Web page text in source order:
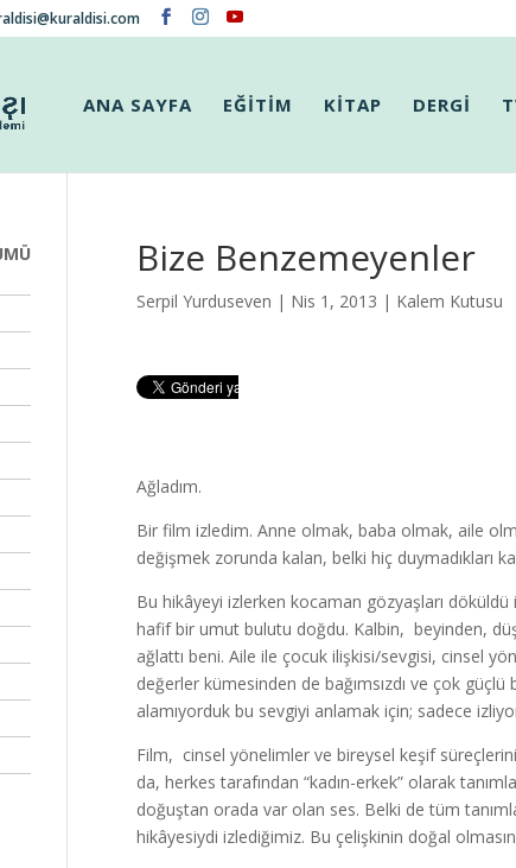
ANA SAYFA EĞİTİM KİTAP DERGİ
Bize Benzemeyenler
Serpil Yurduseven | Nis 1, 2013 | Kalem Kutusu
Ağladım.
Bir film izledim. Anne olmak, baba olmak, aile
değişmek zorunda kalan, belki hiç duymadıkları
Bu hikâyeyi izlerken kocaman gözyaşları
hafif bir umut bulutu doğdu. Kalbin, beyinden,
ağlattı beni. Aile ile çocuk ilişkisi/sevgisi, cinsel
değerler kümesinden de bağımsızdı ve çok güçlü
alamıyorduk bu sevgiyi anlamak için; sadece
Film, cinsel yönelimler ve bireysel keşif
da, herkes tarafından “kadın-erkek” olarak
doğuştan orada var olan ses. Belki de tüm
hikâyesiydi izlediğimiz. Bu çelişkinin doğal